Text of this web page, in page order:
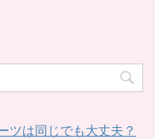
ツは同じでも大丈夫？